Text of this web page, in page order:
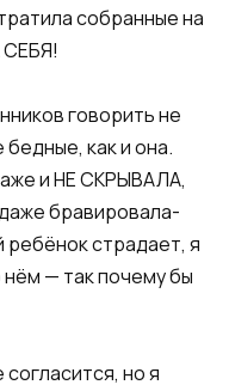
собранные на
СЕБЯ!
говорить не
как и она.
и НЕ СКРЫВАЛА,
бравировала-
ребёнок страдает, я
— так почему бы
но я